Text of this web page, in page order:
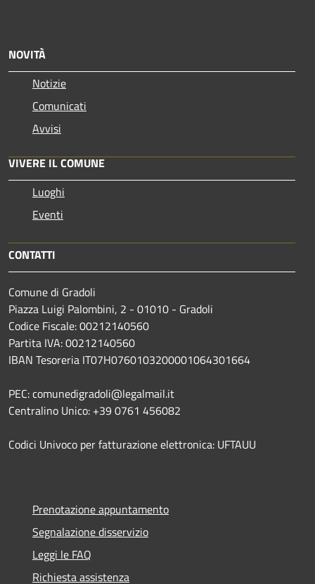
NOVITÀ
Notizie
Comunicati
Avvisi
VIVERE IL COMUNE
Luoghi
Eventi
CONTATTI
Comune di Gradoli
Piazza Luigi Palombini, 2 - 01010 - Gradoli
Codice Fiscale: 00212140560
Partita IVA: 00212140560
IBAN Tesoreria IT07H0760103200001064301664
PEC: comunedigradoli@legalmail.it
Centralino Unico: +39 0761 456082
Codici Univoco per fatturazione elettronica: UFTAUU
Prenotazione appuntamento
Segnalazione disservizio
Leggi le FAQ
Richiesta assistenza